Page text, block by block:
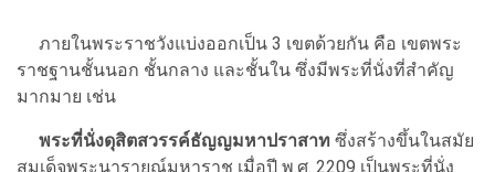
ภายในพระราชวังแบ่งออกเป็น 3 เขตด้วยกัน คือ เขตพระ
ราชฐานชั้นนอก ชั้นกลาง และชั้นใน ซึ่งมีพระที่นั่งที่สำคัญ
มากมาย เช่น
พระที่นั่งดุสิตสวรรค์ธัญญมหาปราสาท ซึ่งสร้างขึ้นในสมัย
สมเด็จพระนารายณ์มหาราช เมื่อปี พ.ศ. 2209 เป็นพระที่นั่ง